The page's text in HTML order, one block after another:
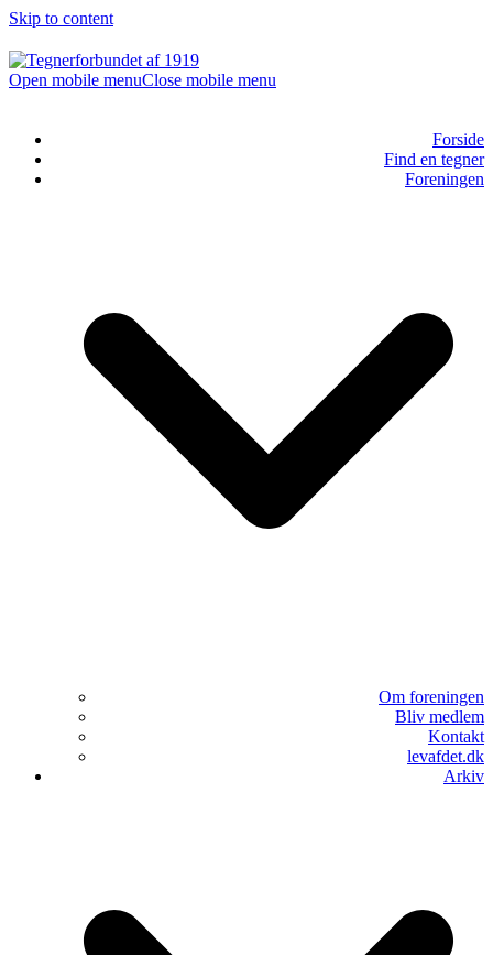
Skip to content
Open mobile menuClose mobile menu
Forside
Find en tegner
Foreningen
Om foreningen
Bliv medlem
Kontakt
levafdet.dk
Arkiv